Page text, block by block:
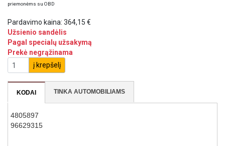
priemonėms su OBD
Pardavimo kaina: 364,15 €
Užsienio sandėlis
Pagal specialų užsakymą
Prekė negrąžinama
į krepšelį
KODAI TINKA AUTOMOBILIAMS
4805897
96629315